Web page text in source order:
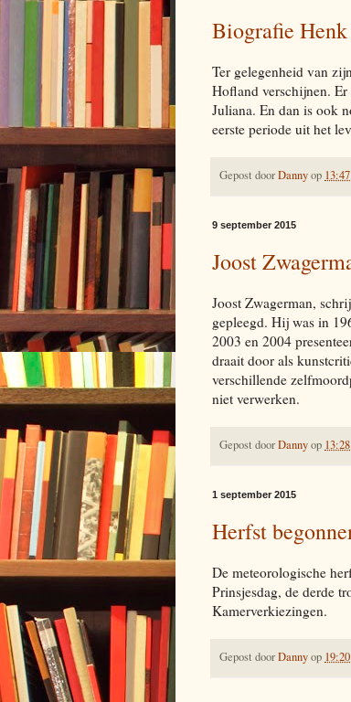
Biografie
Ter gelegenheid van
Hofland verschijnen.
Juliana. En dan is ook
eerste periode uit het
Gepost doorDannyop 13:47
9 september 2015
Joost
Joost Zwagerman,
gepleegd. Hij was in
2003 en 2004
draait door als
verschillende
niet verwerken.
Gepost doorDannyop 13:28
1 september 2015
Herfst
De meteorologische
Prinsjesdag, de derde
Kamerverkiezingen.
Gepost doorDannyop 19:20